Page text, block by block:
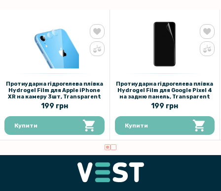
Протиударна гідрогелева плівка
Hydrogel Film для Apple iPhone
XR на камеру 3шт, Transparent
199 грн
Купити
Протиударна гідрогелева плівка
Hydrogel Film для Google Pixel 4
на задню панель, Transparent
199 грн
Купити